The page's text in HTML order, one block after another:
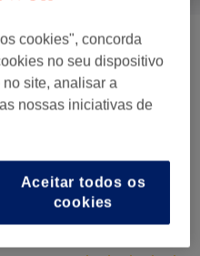
desde € 15
244 comentários
cookies", concorda
no seu dispositivo
site, analisar a
nossas iniciativas de
Aceitar todos os
cookies